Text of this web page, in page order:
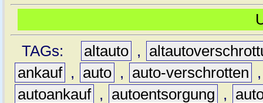
TAGs:
altauto ,
ankauf , auto , auto-verschrotten
autoankauf , autoentsorgung ,